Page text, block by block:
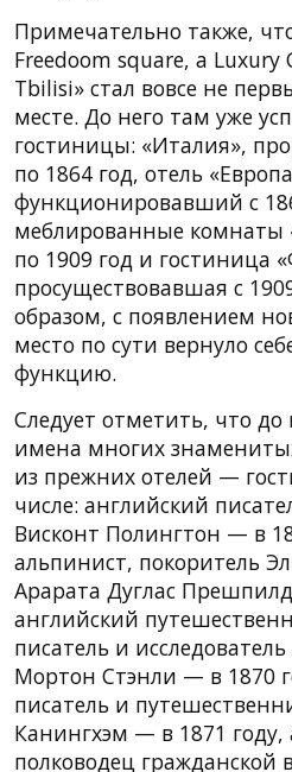
Примечательно также,
Freedoom square, a Luxury
Tbilisi» стал вовсе не
месте. До него там уже
гостиницы: «Италия»,
по 1864 год, отель
функционировавший с
меблированные комнаты
по 1909 год и гостиница
просуществовавшая с
образом, с появлением
место по сути вернуло
функцию.
Следует отметить, что
имена многих
из прежних отелей —
числе: английский
Висконт Полингтон — в
альпинист, покоритель
Арарата Дуглас
английский
писатель и
Мортон Стэнли — в 1870
писатель и
Канингхэм — в 1871
полководец